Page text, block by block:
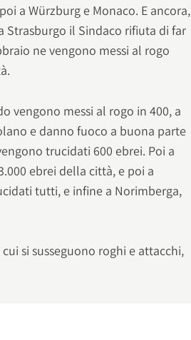
a Würzburg e Monaco. E ancora,
Strasburgo il Sindaco rifiuta di far
ne vengono messi al rogo
vengono messi al rogo in 400, a
e danno fuoco a buona parte
trucidati 600 ebrei. Poi a
ebrei della città, e poi a
tutti, e infine a Norimberga,
si susseguono roghi e attacchi,